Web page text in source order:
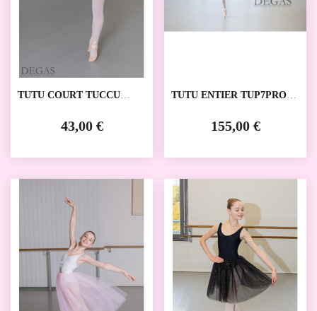
TUTU COURT TUCCU
43,00 €
TUTU ENTIER TUP7PRO
155,00 €